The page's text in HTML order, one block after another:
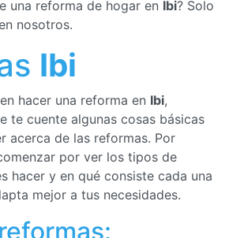
una reforma de hogar en Ibi? Solo
nosotros.
Ibi
hacer una reforma en Ibi,
te cuente algunas cosas básicas
acerca de las reformas. Por
por ver los tipos de
hacer y en qué consiste cada una
mejor a tus necesidades.